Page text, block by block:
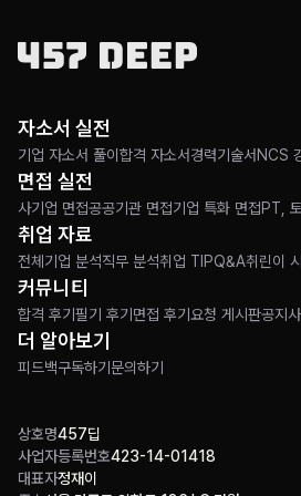
상호명457딥
사업자등록번호423-14-01418
대표자정재이
자소서 실전
기업 자소서 풀이 합격 자소서경력기술서 NCS
면접 실전
사기업 면접공공기관 면접기업 특화 면접PT,
취업 자료
전체 기업 분석직무 분석취업 TIPQ&A취린이
커뮤니티
합격 후기 필기 후기 면접 후기 요청 게시판공지
더 알아보기
피드백구독하기 문의하기